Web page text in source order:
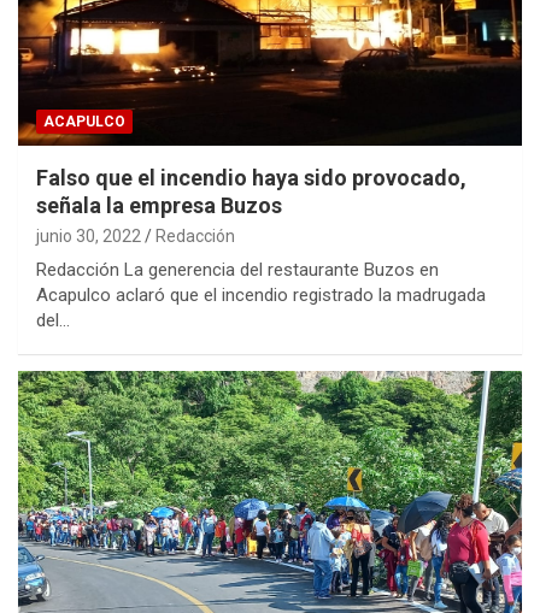
ACAPULCO
Falso que el incendio haya sido provocado,
señala la empresa Buzos
junio 30, 2022 Redacción
Redacción La generencia del restaurante Buzos en
Acapulco aclaró que el incendio registrado la madrugada
del…